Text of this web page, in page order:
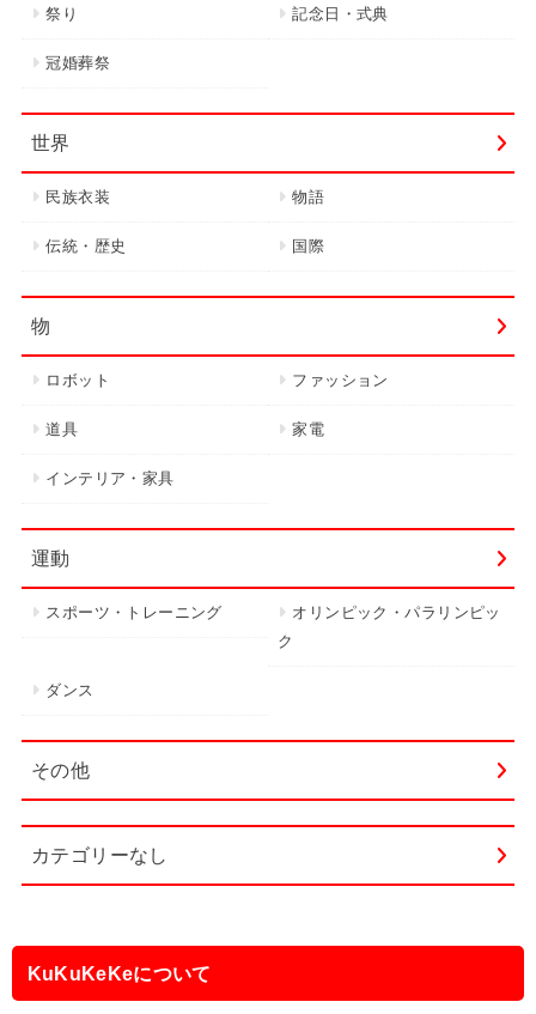
祭り 記念日・式典
冠婚葬祭
世界
民族衣装 物語
伝統・歴史 国際
物
ロボット ファッション
道具 家電
インテリア・家具
運動
スポーツ・トレーニング
オリンピック・パラリンピッ
ク
ダンス
その他
カテゴリーなし
KuKuKeKeについて